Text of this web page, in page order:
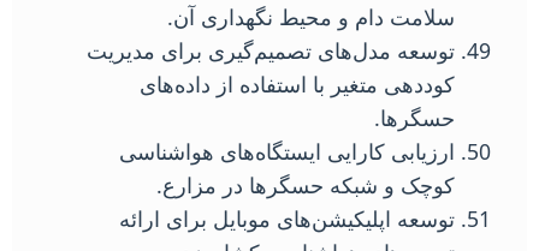
سلامت دام و محیط نگهداری آن.
توسعه مدل‌های تصمیم‌گیری برای مدیریت
کوددهی متغیر با استفاده از داده‌های
حسگرها.
ارزیابی کارایی ایستگاه‌های هواشناسی
کوچک و شبکه حسگرها در مزارع.
توسعه اپلیکیشن‌های موبایل برای ارائه